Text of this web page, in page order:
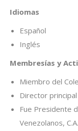
Idiomas
Español
Inglés
Membresías y
Miembro del
Director
Fue Presidente
Venezolanos, C.A.